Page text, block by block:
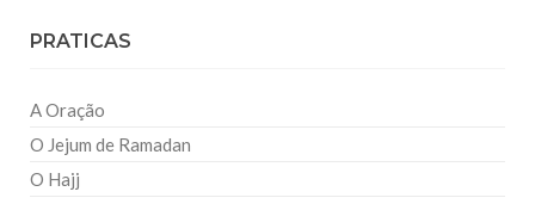
PRATICAS
A Oração
O Jejum de Ramadan
O Hajj